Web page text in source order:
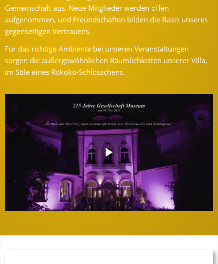
Gemeinschaft aus. Neue Mitglieder werden offen
aufgenommen, und Freundschaften bilden die Basis unseres
gegenseitigen Vertrauens.
Für das richtige Ambiente bei unseren Veranstaltungen
sorgen die außergewöhnlichen Räumlichkeiten unserer Villa,
im Stile eines Rokoko-Schlösschens.